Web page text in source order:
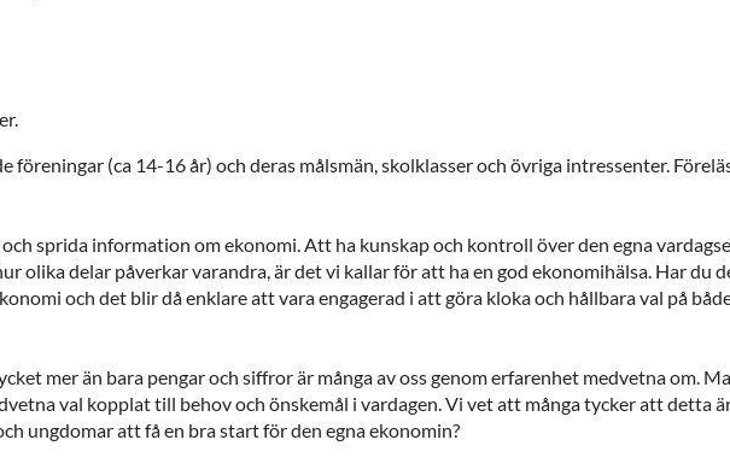
föreningar (ca 14-16 år) och deras målsmän, skolklasser och övriga intressenter.
sprida information om ekonomi. Att ha kunskap och kontroll över den egna
olika delar påverkar varandra, är det vi kallar för att ha en god ekonomihälsa. Har du
och det blir då enklare att vara engagerad i att göra kloka och hållbara val på
mer än bara pengar och siffror är många av oss genom erfarenhet medvetna om.
val kopplat till behov och önskemål i vardagen. Vi vet att många tycker att detta
ungdomar att få en bra start för den egna ekonomin?